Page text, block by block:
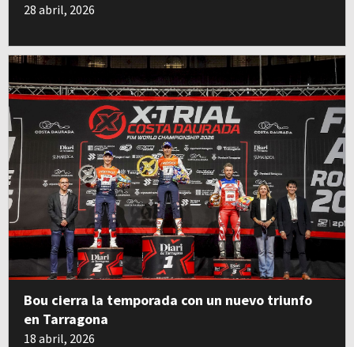
28 abril, 2026
Bou cierra la temporada con un nuevo triunfo
en Tarragona
18 abril, 2026